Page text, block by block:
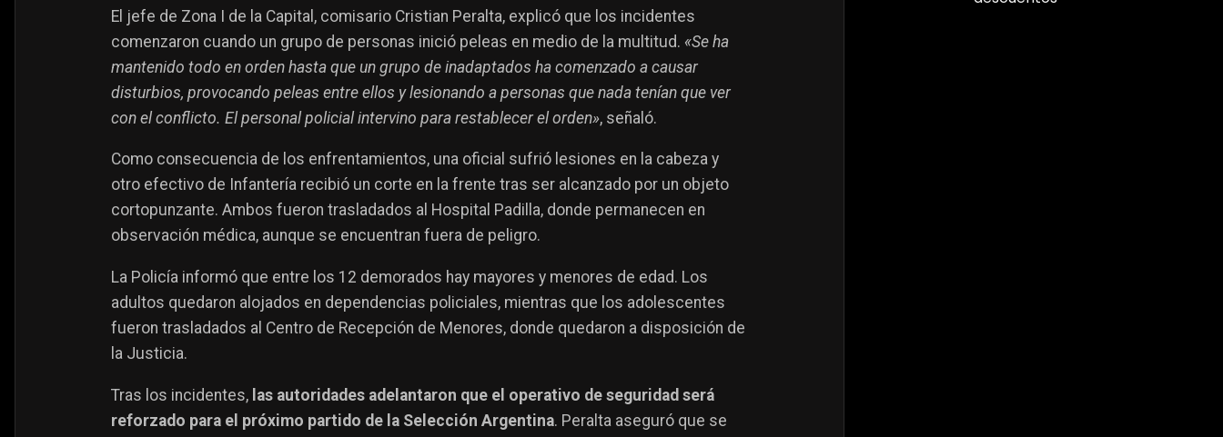
El jefe de Zona I de la Capital, comisario Cristian Peralta, explicó que los incidentes
comenzaron cuando un grupo de personas inició peleas en medio de la multitud. «Se ha
mantenido todo en orden hasta que un grupo de inadaptados ha comenzado a causar
disturbios, provocando peleas entre ellos y lesionando a personas que nada tenían que ver
con el conflicto. El personal policial intervino para restablecer el orden», señaló.
Como consecuencia de los enfrentamientos, una oficial sufrió lesiones en la cabeza y
otro efectivo de Infantería recibió un corte en la frente tras ser alcanzado por un objeto
cortopunzante. Ambos fueron trasladados al Hospital Padilla, donde permanecen en
observación médica, aunque se encuentran fuera de peligro.
La Policía informó que entre los 12 demorados hay mayores y menores de edad. Los
adultos quedaron alojados en dependencias policiales, mientras que los adolescentes
fueron trasladados al Centro de Recepción de Menores, donde quedaron a disposición de
la Justicia.
Tras los incidentes, las autoridades adelantaron que el operativo de seguridad será
reforzado para el próximo partido de la Selección Argentina. Peralta aseguró que se